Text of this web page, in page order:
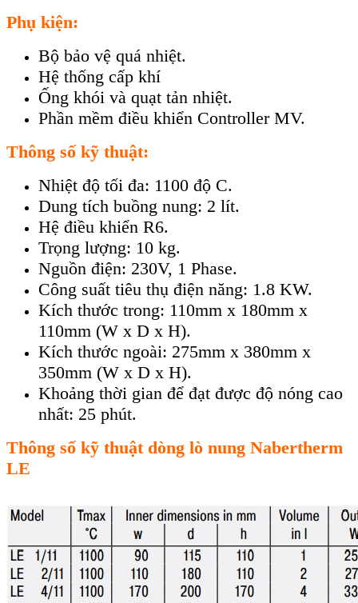
Phụ kiện:
Bộ bảo vệ quá nhiệt.
Hệ thống cấp khí
Ống khói và quạt tản nhiệt.
Phần mềm điều khiển Controller MV.
Thông số kỹ thuật:
Nhiệt độ tối đa: 1100 độ C.
Dung tích buồng nung: 2 lít.
Hệ điều khiển R6.
Trọng lượng: 10 kg.
Nguồn điện: 230V, 1 Phase.
Công suất tiêu thụ điện năng: 1.8 KW.
Kích thước trong: 110mm x 180mm x
110mm (W x D x H).
Kích thước ngoài: 275mm x 380mm x
350mm (W x D x H).
Khoảng thời gian để đạt được độ nóng cao
nhất: 25 phút.
Thông số kỹ thuật dòng lò nung Nabertherm
LE